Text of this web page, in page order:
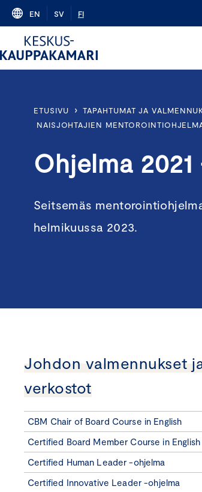
Skip
content
EN SV FI
ETUSIVU › TAPAHTUMAT JA
NAISJOHTAJIEN
Ohjelma
Seitsemäs
helmikuussa 2023.
Johdon valmennukset
verkostot
CBM Chair of Board Course in English
Certified Board Member Course in English
Certified Human Leader -ohjelma
Certified Innovative Leader -ohjelma